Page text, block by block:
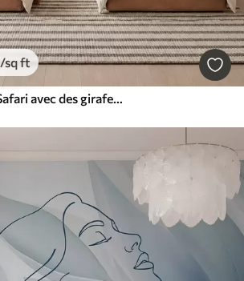
/sq ft
Peintures murales Safari avec des girafes, des lions, des zèbres et des arbres tropicaux